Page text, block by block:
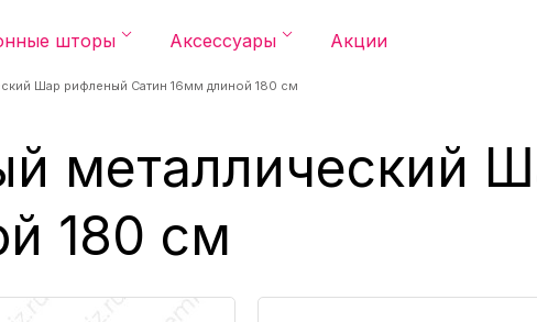
шторы Аксессуары Акции
Шар рифленый Сатин 16мм длиной 180 см
металлический
180 см